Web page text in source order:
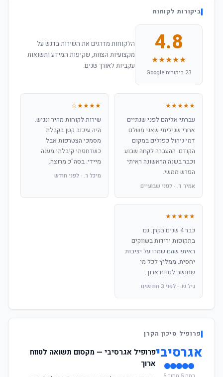
ביקורות לקוחות
4.8
★★★★★
23 ביקורות Google
הלקוחות מדרגים את השירות בדגש על
מקצועיות הצוות, שקיפות המידע ותשואות
עקביות לאורך שנים.
★★★★★
עברתי אליהם לפני שנתיים
אחרי שגיליתי שאני משלם
דמי ניהול כפולים במקום
הקודם. ההעברה לקחה שבוע
וכבר בשנה הראשונה ראיתי
הפרש ממשי.
אמיר ד. · לפני שבועיים
★★★★☆
שירות לקוחות מהיר ונגיש.
היה עיכוב קטן בקבלת
מסמכי הצטרפות אבל
כשדחפתי קיבלתי מענה
מיידי. בסה"כ מרוצה.
מיכל ר. · לפני חודש
★★★★★
כבר 4 שנים בקרן. גם
בתקופות ירידות בשווקים
ראיתי שהם שמרו על יציבות
יחסית. ממליץ לכל מי
שחושב לטווח ארוך.
גיל ש. · לפני 3 חודשים
פרופיל סיכון הקרן
אגרסיביפרופיל אגרסיבי — מקסום תשואה לטווח
ארוך